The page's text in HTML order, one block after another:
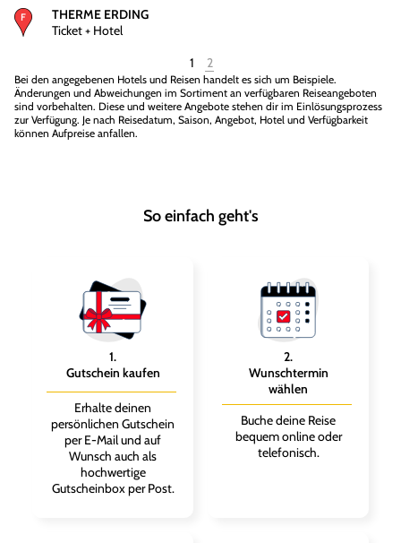
THERME ERDING
Ticket + Hotel
1
2
Bei den angegebenen Hotels und Reisen handelt es sich um Beispiele.
Änderungen und Abweichungen im Sortiment an verfügbaren Reiseangeboten
sind vorbehalten. Diese und weitere Angebote stehen dir im Einlösungsprozess
zur Verfügung. Je nach Reisedatum, Saison, Angebot, Hotel und Verfügbarkeit
können Aufpreise anfallen.
So einfach geht's
1.
Gutschein kaufen
Erhalte deinen
persönlichen Gutschein
per E-Mail und auf
Wunsch auch als
hochwertige
Gutscheinbox per Post.
2.
Wunschtermin
wählen
Buche deine Reise
bequem online oder
telefonisch.